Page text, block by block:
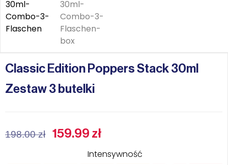
Classic Edition Poppers Stack 30ml
Zestaw 3 butelki
198.00zł 159.99 zł
Intensywność